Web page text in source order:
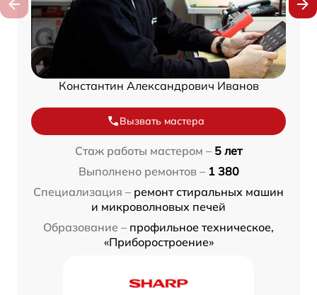
Константин Александрович Иванов
Вызвать мастера
Стаж работы мастером – 5 лет
Выполнено ремонтов – 1 380
Специализация – ремонт стиральных машин
и микроволновых печей
Образование – профильное техническое,
«Приборостроение»